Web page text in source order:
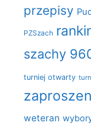
przepisy
PZSzach
szachy
turniej otwarty
weteran